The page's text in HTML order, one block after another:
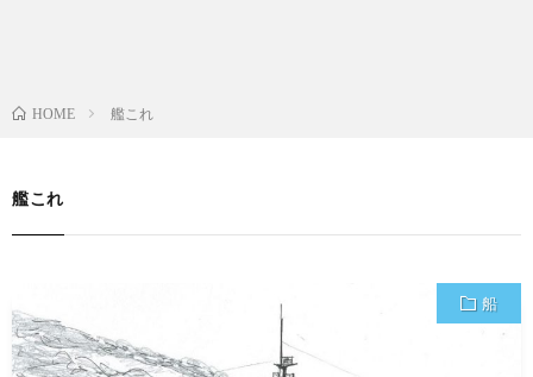
HOME 艦これ
艦これ
船